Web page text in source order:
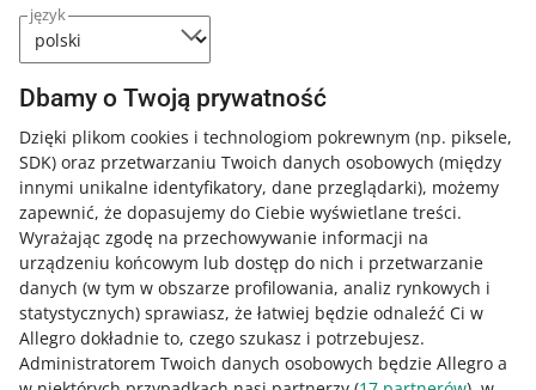
język
Dbamy o Twoją prywatność
Dzięki plikom cookies i technologiom pokrewnym (np. piksele,
SDK) oraz przetwarzaniu Twoich danych osobowych (między
innymi unikalne identyfikatory, dane przeglądarki), możemy
zapewnić, że dopasujemy do Ciebie wyświetlane treści.
Wyrażając zgodę na przechowywanie informacji na
urządzeniu końcowym lub dostęp do nich i przetwarzanie
danych (w tym w obszarze profilowania, analiz rynkowych i
statystycznych) sprawiasz, że łatwiej będzie odnaleźć Ci w
Allegro dokładnie to, czego szukasz i potrzebujesz.
Administratorem Twoich danych osobowych będzie Allegro a
Kategoria: Pomoc dla sprzedających
Allegro Ads
Reklama graficzna dla zaawansowanych
Baner pionowy to rodzaj reklamy graficznej. Składa się z
grafiki, która prezentuje Twój produkt, markę lub
kategorię ofert. Dzięki niej kupujący mogą zapoznać się z
Twoją ofertą na przykład na stronie podziękowania za
zakup.
CZYTAJ WIĘCEJ